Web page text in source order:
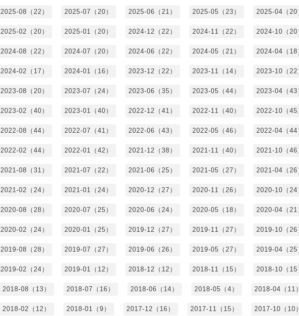
2025-08（22） 2025-07（20） 2025-06（21） 2025-05（23） 2025-04（20
2025-02（20） 2025-01（20） 2024-12（22） 2024-11（22） 2024-10（20
2024-08（22） 2024-07（20） 2024-06（22） 2024-05（21） 2024-04（18
2024-02（17） 2024-01（16） 2023-12（22） 2023-11（14） 2023-10（22
2023-08（20） 2023-07（24） 2023-06（35） 2023-05（44） 2023-04（43
2023-02（40） 2023-01（40） 2022-12（41） 2022-11（40） 2022-10（45
2022-08（44） 2022-07（41） 2022-06（43） 2022-05（46） 2022-04（44
2022-02（44） 2022-01（42） 2021-12（38） 2021-11（40） 2021-10（46
2021-08（31） 2021-07（22） 2021-06（25） 2021-05（27） 2021-04（26
2021-02（24） 2021-01（24） 2020-12（27） 2020-11（26） 2020-10（24
2020-08（28） 2020-07（25） 2020-06（24） 2020-05（18） 2020-04（21
2020-02（24） 2020-01（25） 2019-12（27） 2019-11（27） 2019-10（26
2019-08（28） 2019-07（27） 2019-06（26） 2019-05（27） 2019-04（25
2019-02（24） 2019-01（12） 2018-12（12） 2018-11（15） 2018-10（15
2018-08（13） 2018-07（16） 2018-06（14） 2018-05（4） 2018-04（11
2018-02（12） 2018-01（9） 2017-12（16） 2017-11（15） 2017-10（10